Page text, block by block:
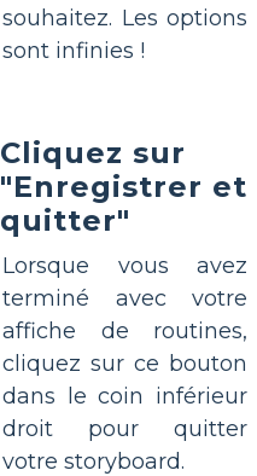
souhaitez. Les options
sont infinies !
Cliquez sur
"Enregistrer et
quitter"
Lorsque vous avez
terminé avec votre
affiche de routines,
cliquez sur ce bouton
dans le coin inférieur
droit pour quitter
votre storyboard.